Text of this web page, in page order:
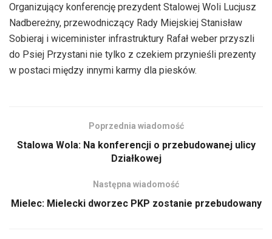
Organizujący konferencję prezydent Stalowej Woli Lucjusz
Nadbereżny, przewodniczący Rady Miejskiej Stanisław
Sobieraj i wiceminister infrastruktury Rafał weber przyszli
do Psiej Przystani nie tylko z czekiem przynieśli prezenty
w postaci między innymi karmy dla piesków.
Poprzednia wiadomość
Stalowa Wola: Na konferencji o przebudowanej ulicy
Działkowej
Następna wiadomość
Mielec: Mielecki dworzec PKP zostanie przebudowany